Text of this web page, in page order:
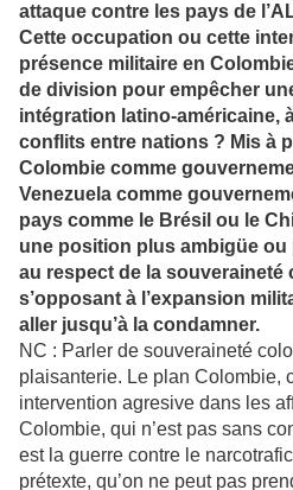
attaque contre les pays de
Cette occupation ou cette
présence militaire en
de division pour empêcher
intégration latino-américaine,
conflits entre nations ? Mis à
Colombie comme
Venezuela comme
pays comme le Brésil ou le
une position plus ambigüe
au respect de la souveraineté
s’opposant à l’expansion
aller jusqu’à la condamner.
NC : Parler de souveraineté
plaisanterie. Le plan Colombie,
intervention agresive dans les
Colombie, qui n’est pas sans
est la guerre contre le
prétexte, qu’on ne peut pas